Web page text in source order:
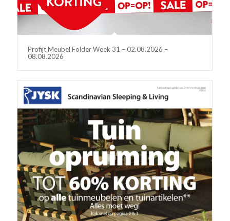
Profijt Meubel Folder Week 31 – 02.08.2026 –
08.08.2026